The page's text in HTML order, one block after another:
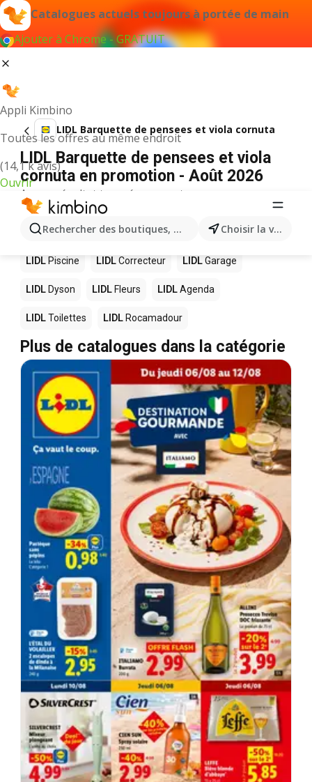
Catalogues actuels toujours à portée de main
Ajouter à Chrome - GRATUIT
Appli Kimbino
Toutes les offres au même endroit
(14,1 k avis)
Ouvrir
Rechercher des boutiques, des catégories, des Choisir la ville
LIDL Barquette de pensees et viola cornuta
LIDL Barquette de pensees et viola
cornuta en promotion - Août 2026
Aucun résultat trouvé pour ce terme.
D’autres produits dans les magasins
LIDL
LIDL Piscine LIDLCorrecteur LIDLGarage
LIDL Dyson LIDL Fleurs LIDLAgenda
LIDLToilettes LIDL Rocamadour
Plus de catalogues dans la catégorie